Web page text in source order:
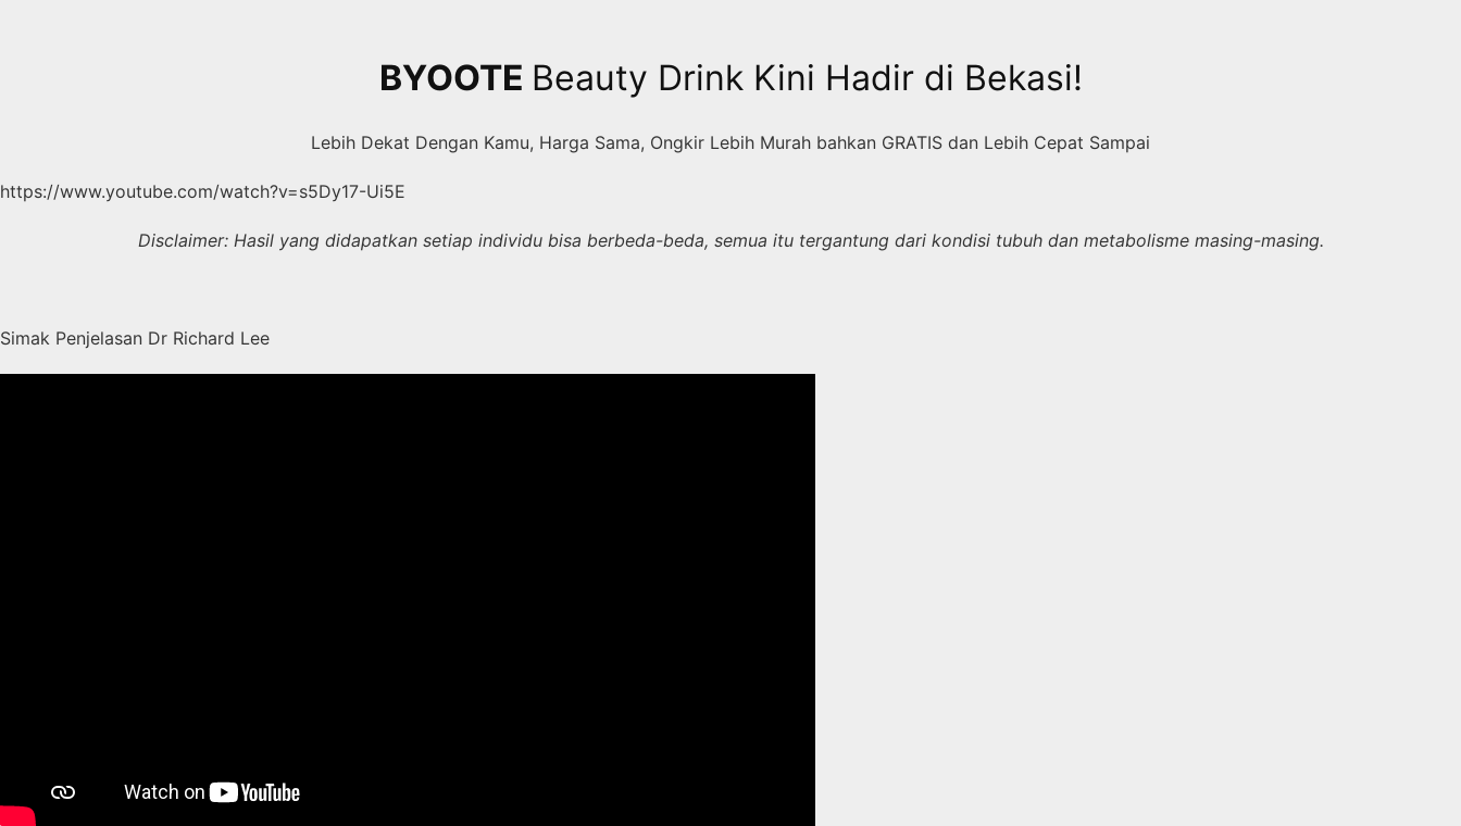
BYOOTE Beauty Drink Kini Hadir di Bekasi!
Lebih Dekat Dengan Kamu, Harga Sama, Ongkir Lebih Murah bahkan GRATIS dan Lebih Cepat Sampai
https://www.youtube.com/watch?v=s5Dy17-Ui5E
Disclaimer: Hasil yang didapatkan setiap individu bisa berbeda-beda, semua itu tergantung dari kondisi tubuh dan metabolisme masing-masing.
Simak Penjelasan Dr Richard Lee